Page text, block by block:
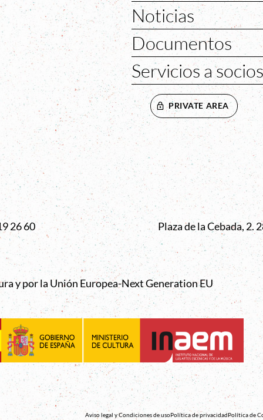
Noticias
Documentos
Servicios a socios
PRIVATE AREA
26 60 Plaza de la Cebada, 2.
y por la Unión Europea-Next Generation EU
Aviso legal y Condiciones de usoPolítica de privacidadPolítica de